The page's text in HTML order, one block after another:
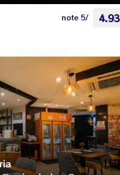
note 5/ 4.93